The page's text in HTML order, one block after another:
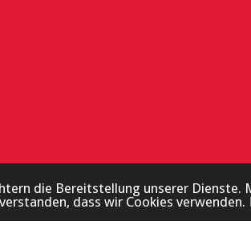
die Bereitstellung unserer Dienste.
dass wir Cookies verwenden.